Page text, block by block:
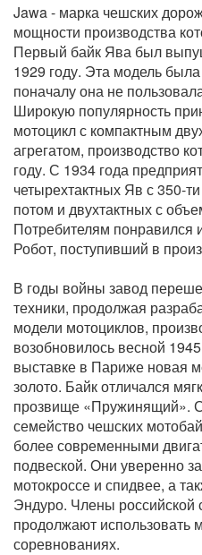
Jawa - марка чешских
мощности производства
Первый байк Ява был
1929 году. Эта модель
поначалу она не
Широкую популярность
мотоцикл с компактным
агрегатом, производство
году. С 1934 года
четырехтактных Яв с 350-
потом и двухтактных с
Потребителям понравился
Робот, поступивший в
В годы войны завод
техники, продолжая
модели мотоциклов,
возобновилось весной
выставке в Париже новая
золото. Байк отличался
прозвище «Пружинящий».
семейство чешских
более современными
подвеской. Они уверенно
мотокроссе и спидвее, а
Эндуро. Члены российской
продолжают использовать
соревнованиях.